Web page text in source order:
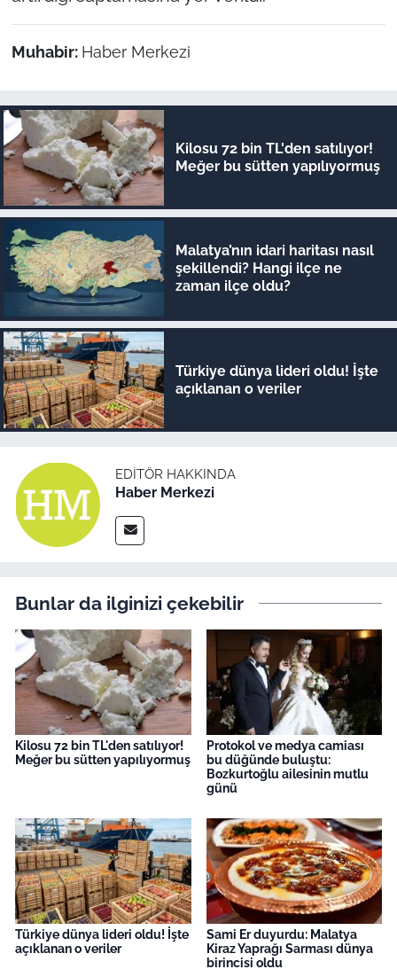
Muhabir: Haber Merkezi
Kilosu 72 bin TL'den satılıyor!
Meğer bu sütten yapılıyormuş
Malatya’nın idari haritası nasıl
şekillendi? Hangi ilçe ne
zaman ilçe oldu?
Türkiye dünya lideri oldu! İşte
açıklanan o veriler
EDITÖR HAKKINDA
Haber Merkezi
Bunlar da ilginizi çekebilir
Kilosu 72 bin TL'den satılıyor!
Meğer bu sütten yapılıyormuş
Protokol ve medya camiası
bu düğünde buluştu:
Bozkurtoğlu ailesinin mutlu
günü
Türkiye dünya lideri oldu! İşte
açıklanan o veriler
Sami Er duyurdu: Malatya
Kiraz Yaprağı Sarması dünya
birincisi oldu